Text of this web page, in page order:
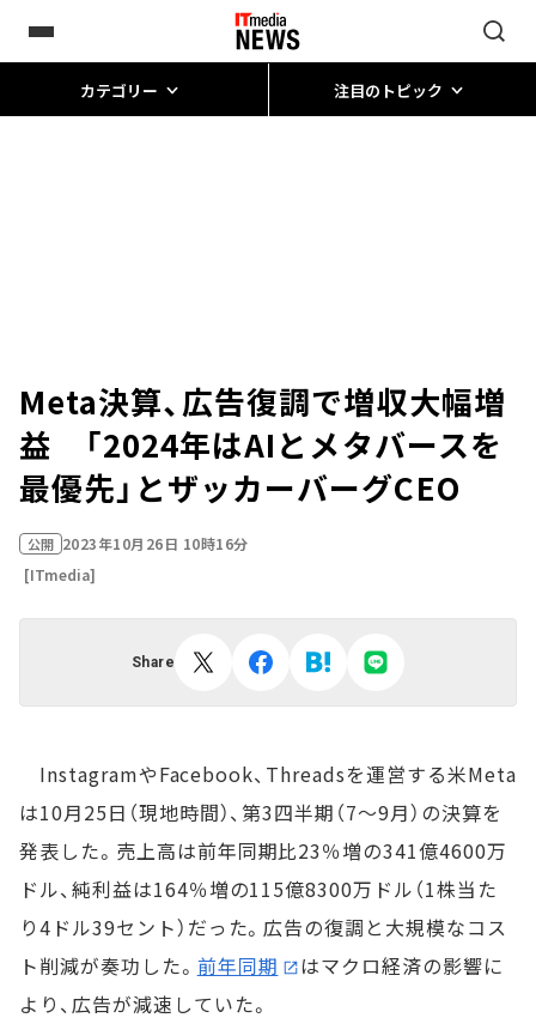
カテゴリー 注目のトピック
Meta決算、広告復調で増収大幅増
益 「2024年はAIとメタバースを
最優先」とザッカーバーグCEO
公開 2023年10月26日 10時16分
[ITmedia]
Share
InstagramやFacebook、Threadsを運営する米Meta
は10月25日（現地時間）、第3四半期（7～9月）の決算を
発表した。売上高は前年同期比23％増の341億4600万
ドル、純利益は164％増の115億8300万ドル（1株当た
り4ドル39セント）だった。広告の復調と大規模なコス
ト削減が奏功した。 前年同期
はマクロ経済の影響に
より、広告が減速していた。